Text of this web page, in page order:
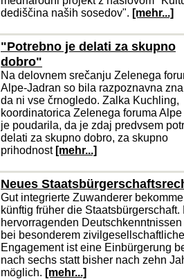
dediščina naših sosedov". [mehr...]
"Potrebno je delati za skupno
dobro"
Na delovnem srečanju Zelenega
Alpe-Jadran so bila razpoznavna
da ni vse črnogledo. Zalka Kuchling,
koordinatorica Zelenega foruma
je poudarila, da je zdaj predvsem
delati za skupno dobro, za skupno
prihodnost [mehr...]
Neues
Gut integrierte Zuwanderer
künftig früher die Staatsbürgerschaft.
hervorragenden Deutschkenntnissen
bei besonderem
Engagement ist eine Einbürgerung
nach sechs statt bisher nach zehn
möglich. [mehr...]